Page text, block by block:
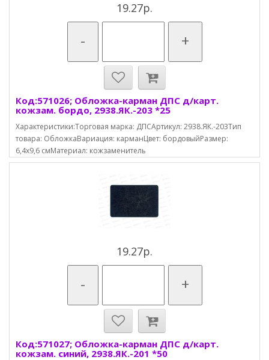
19.27р.
- +
Код:571026; Обложка-карман ДПС д/карт.
кожзам. бордо, 2938.ЯК.-203 *25
Характеристики:Торговая марка: ДПСАртикул: 2938.ЯК.-203Тип
товара: ОбложкаВариация: карманЦвет: бордовыйРазмер:
6,4х9,6 смМатериал: кожзаменитель
19.27р.
- +
Код:571027; Обложка-карман ДПС д/карт.
кожзам. синий, 2938.ЯК.-201 *50